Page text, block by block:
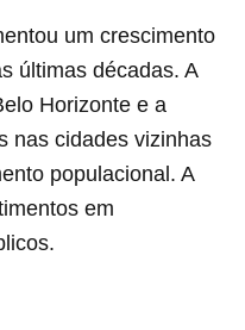
um crescimento
últimas décadas. A
Horizonte e a
nas cidades vizinhas
populacional. A
em